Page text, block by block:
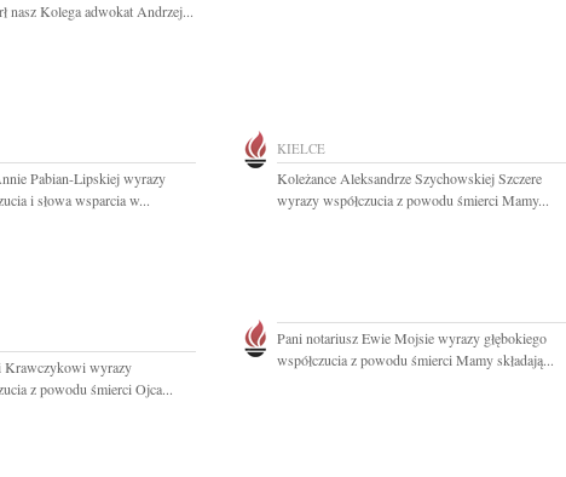
nasz Kolega adwokat Andrzej...
Pabian-Lipskiej wyrazy
i słowa wsparcia w...
KIELCE
Koleżance Aleksandrze Szychowskiej Szczere
wyrazy współczucia z powodu śmierci Mamy...
Krawczykowi wyrazy
z powodu śmierci Ojca...
Pani notariusz Ewie Mojsie wyrazy głębokiego
współczucia z powodu śmierci Mamy składają...